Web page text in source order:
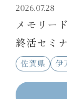
2026.07.28
メモリー
終活セミ
佐賀県 伊